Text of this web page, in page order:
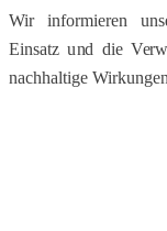
Wir informieren
Einsatz und die
nachhaltige